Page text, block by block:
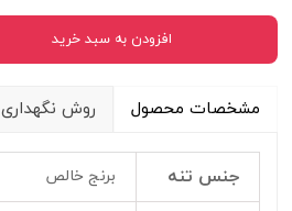
افزودن به سبد خرید
مشخصات محصول روش نگهداری
جنس تنه برنج خالص